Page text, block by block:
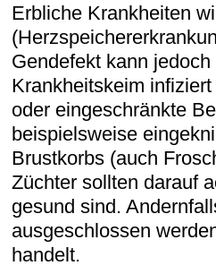
Erbliche Krankheiten
Gendefekt kann
Krankheitskeim
oder eingeschränkte
beispielsweise
Brustkorbs (auch
Züchter sollten darauf
gesund sind.
ausgeschlossen
handelt.